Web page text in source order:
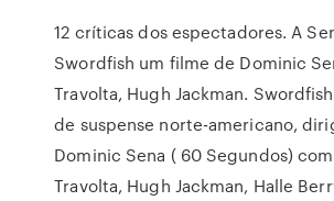
12 críticas dos espectadores. A
Swordfish um filme de Dominic
Travolta, Hugh Jackman.
de suspense norte-americano,
Dominic Sena ( 60 Segundos)
Travolta, Hugh Jackman, Halle